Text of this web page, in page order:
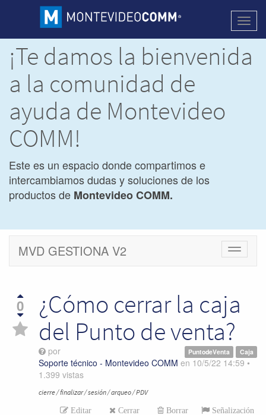
¡Te damos la bienvenida
a la comunidad de
ayuda de Montevideo
COMM!
Este es un espacio donde compartimos e
intercambiamos dudas y soluciones de los
productos de Montevideo COMM.
Cambiar
MVD GESTIONA V2
0
¿Cómo cerrar la caja
del Punto de venta?
PuntodeVenta Caja
por
Soporte técnico - Montevideo COMM en 10/5/22 14:59 •
1.399 vistas
cierre / finalizar / sesión / arqueo / PDV
Editar Cerrar Borrar
Señalización